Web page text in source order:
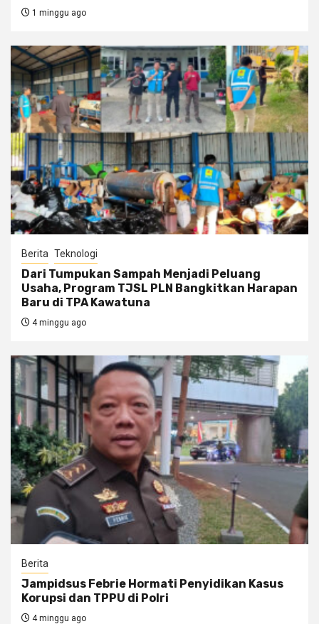
1 minggu ago
Berita Teknologi
Dari Tumpukan Sampah Menjadi Peluang
Usaha, Program TJSL PLN Bangkitkan Harapan
Baru di TPA Kawatuna
4 minggu ago
Berita
Jampidsus Febrie Hormati Penyidikan Kasus
Korupsi dan TPPU di Polri
4 minggu ago